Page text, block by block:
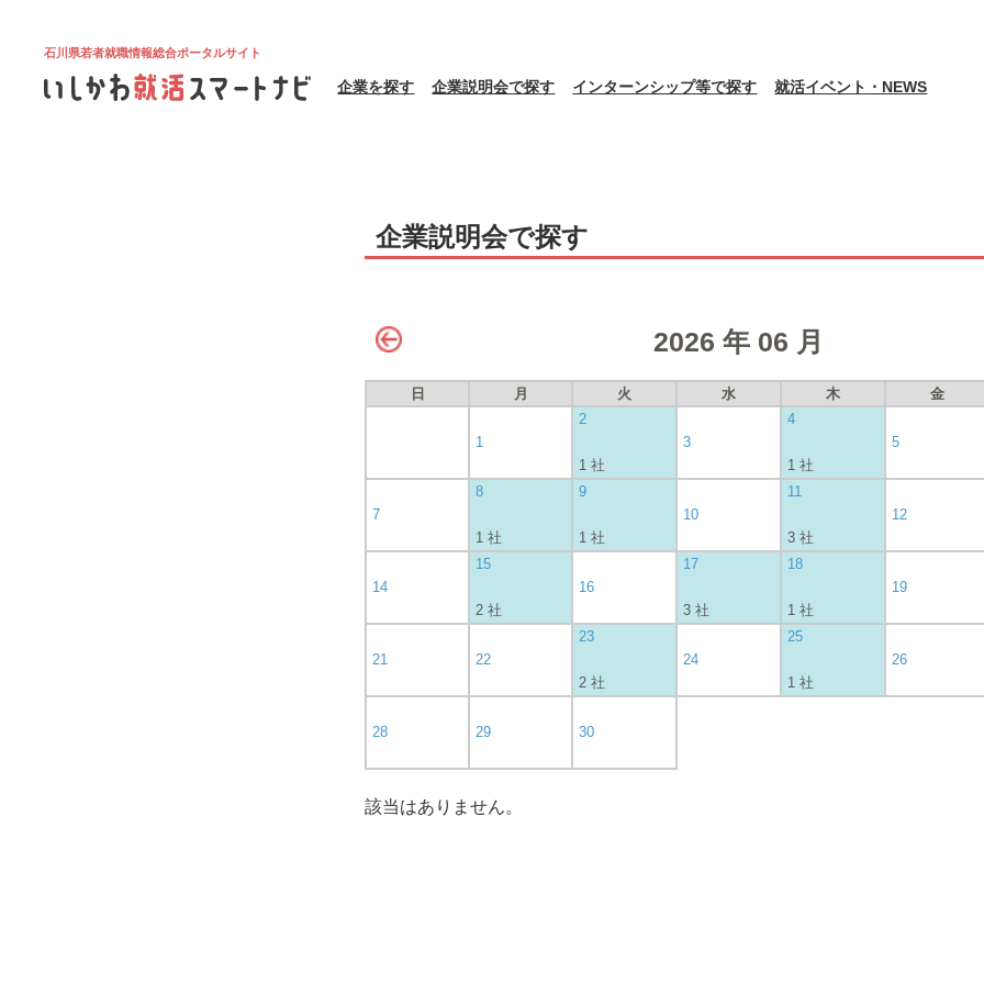
石川県若者就職情報総合ポータルサイト
企業を探す 企業説明会で探す インターンシップ等で探す 就活イベント・NEWS
企業説明会で探す
2026 年 06 月
日 月 火 水 木 金
1
2
1 社
3
4
1 社
5
7
8
1 社
9
1 社
10
11
3 社
12
14
15
2 社
16
17
3 社
18
1 社
19
21 22
23
2 社
24
25
1 社
26
28 29 30
該当はありません。